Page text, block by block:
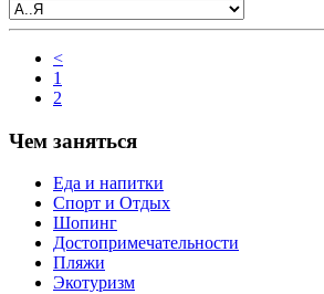
<
1
2
Чем заняться
Еда и напитки
Спорт и Отдых
Шопинг
Достопримечательности
Пляжи
Экотуризм